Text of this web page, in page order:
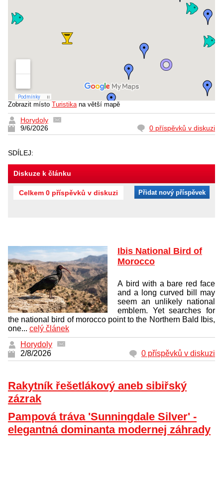
Zobrazit místo Turistika na větší mapě
Horydoly
9/6/2026
0 příspěvků v diskuzi
SDÍLEJ:
Diskuze k článku
Celkem 0 příspěvků v diskuzi Přidat nový příspěvek
Ibis National Bird of
Morocco
A bird with a bare red face
and a long curved bill may
seem an unlikely national
emblem. Yet searches for
the national bird of morocco point to the Northern Bald Ibis,
one... celý článek
Horydoly
2/8/2026
0 příspěvků v diskuzi
Rakytník řešetlákový aneb sibiřský
zázrak
Pampová tráva 'Sunningdale Silver' -
elegantná dominanta modernej záhrady